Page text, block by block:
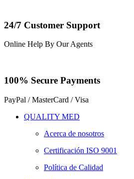
24/7 Customer Support
Online Help By Our Agents
100% Secure Payments
PayPal / MasterCard / Visa
QUALITY MED
Acerca de nosotros
Certificación ISO 9001
Política de Calidad